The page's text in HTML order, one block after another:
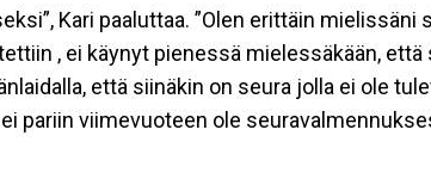
Kari paaluttaa. ”Olen erittäin
, ei käynyt pienessä mielessäkään,
että siinäkin on seura jolla ei ole
pariin viimevuoteen ole